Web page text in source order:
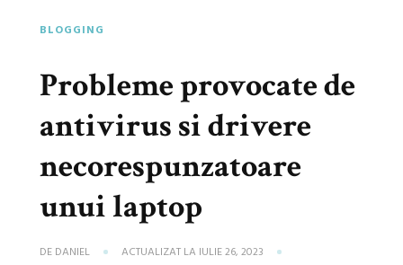
BLOGGING
Probleme provocate de
antivirus si drivere
necorespunzatoare
unui laptop
DE DANIEL ACTUALIZAT LA IULIE 26, 2023